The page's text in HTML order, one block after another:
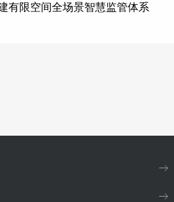
有限空间全场景智慧监管体系